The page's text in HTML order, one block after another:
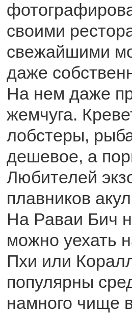
своими
свежайшими
даже
На нем даже
жемчуга.
лобстеры,
дешевое, а
Любителей
плавников
На Раваи Бич
можно уехать
Пхи или
популярны
намного чище